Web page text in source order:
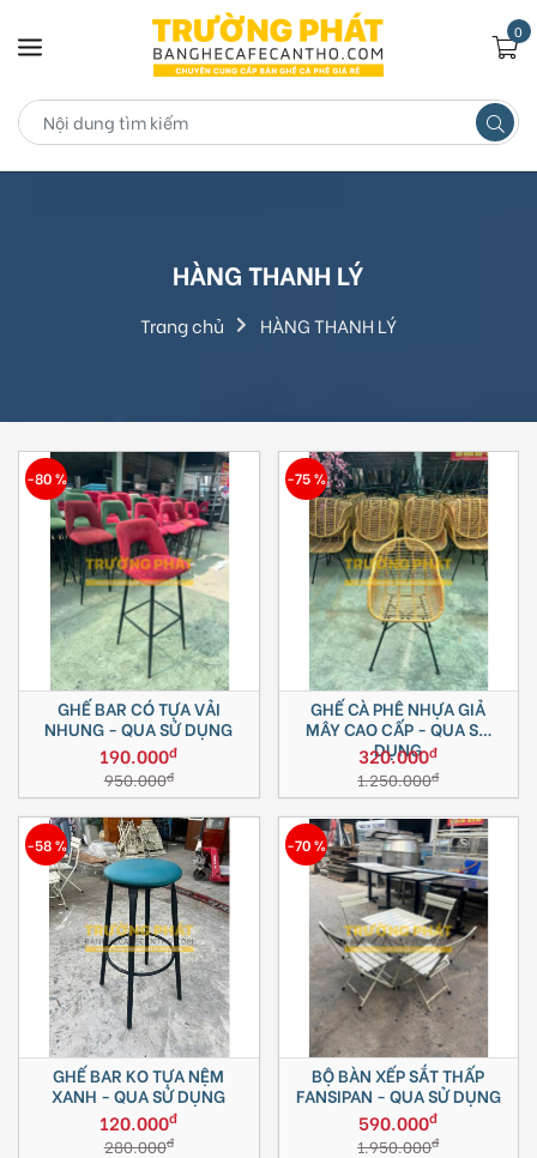
0
HÀNG THANH LÝ
Trang chủ HÀNG THANH LÝ
-80 %
GHẾ BAR CÓ TỰA VẢI
NHUNG - QUA SỬ DỤNG
190.000đ
950.000đ
-75 %
GHẾ CÀ PHÊ NHỰA GIẢ
MÂY CAO CẤP - QUA SỬ
DỤNG
320.000đ
1.250.000đ
-58 %
GHẾ BAR KO TỰA NỆM
XANH - QUA SỬ DỤNG
120.000đ
280.000đ
-70 %
BỘ BÀN XẾP SẮT THẤP
FANSIPAN - QUA SỬ DỤNG
590.000đ
1.950.000đ